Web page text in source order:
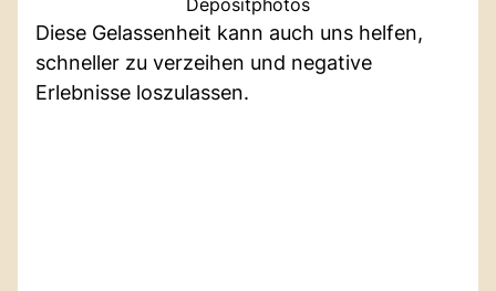
Diese Gelassenheit kann auch uns helfen,
schneller zu verzeihen und negative
Erlebnisse loszulassen.